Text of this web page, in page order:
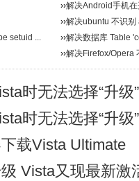
的...
››解决Android手机
››解决ubuntu 不识
setuid ... ››解决数据库 Table
››解决Firefox/Opera
时无法选择“升级
时无法选择“升级
载Vista Ultimate
Vista又现最新激